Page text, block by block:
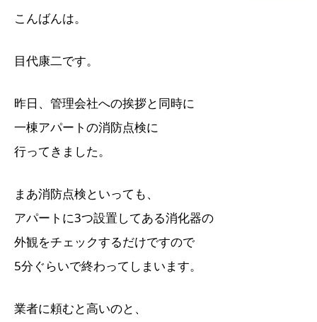
こんばんは。
目代康二です。
昨日、管理会社への挨拶と同時に
一棟アパートの消防点検に
行ってきました。
まあ消防点検といっても、
アパートに3つ設置してある消化器の
外観をチェックするだけですので
5分ぐらいで終わってしまいます。
業者に頼むと高いのと、